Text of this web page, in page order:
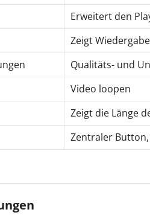
Erweitert den
Zeigt
Qualitäts- und
Video loopen
Zeigt die Länge
Zentraler